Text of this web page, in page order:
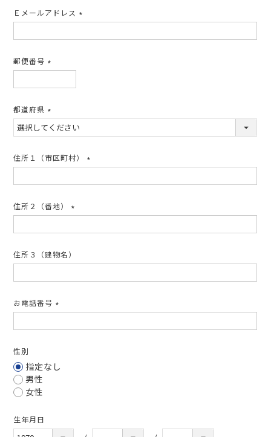
Ｅメールアドレス
須)
郵便番号
須)
都道府県
(必
須)
住所１（市区町村）
須)
住所２（番地）
須)
住所３（建物名）
お電話番号
須)
性別
指定なし
男性
女性
生年月日